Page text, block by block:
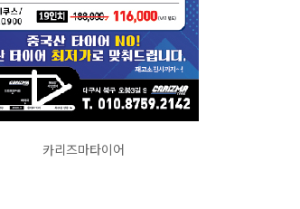
카리즈마타이어